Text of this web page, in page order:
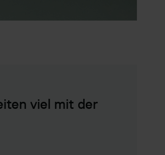
viel mit der